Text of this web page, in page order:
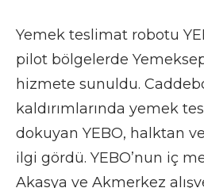
Yemek teslimat robotu
pilot bölgelerde
hizmete sunuldu.
kaldırımlarında yemek
dokuyan YEBO, halktan
ilgi gördü. YEBO’nun iç
Akasya ve Akmerkez